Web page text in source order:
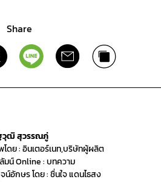
Share
ฒิ สุวรรณภู่
โดย : อินเตอร์เนท,บริษัทผู้ผลิต
มน์ Online : บทความ
น์อักษร โดย : ชื่นใจ แดนไธสง